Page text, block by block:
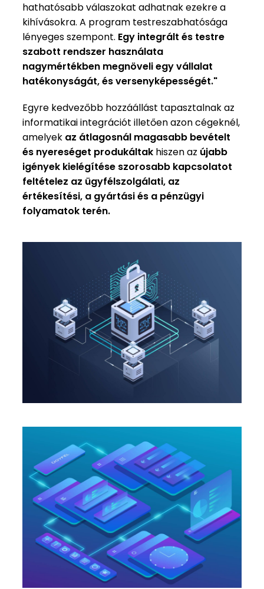
hathatósabb válaszokat adhatnak ezekre a
kihívásokra. A program testreszabhatósága
lényeges szempont. Egy integrált és testre
szabott rendszer használata
nagymértékben megnöveli egy vállalat
hatékonyságát, és versenyképességét."
Egyre kedvezőbb hozzáállást tapasztalnak az
informatikai integrációt illetően azon cégeknél,
amelyek az átlagosnál magasabb bevételt
és nyereséget produkáltak hiszen az újabb
igények kielégítése szorosabb kapcsolatot
feltételez az ügyfélszolgálati, az
értékesítési, a gyártási és a pénzügyi
folyamatok terén.